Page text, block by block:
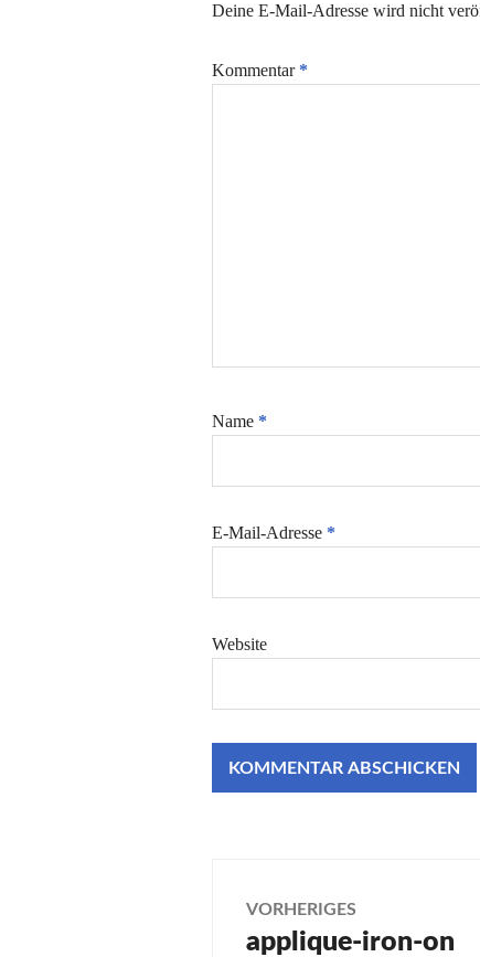
Deine E-Mail-Adresse wird nicht
Kommentar *
Name *
E-Mail-Adresse *
Website
VORHERIGES
Vorheriger
applique-iron-on